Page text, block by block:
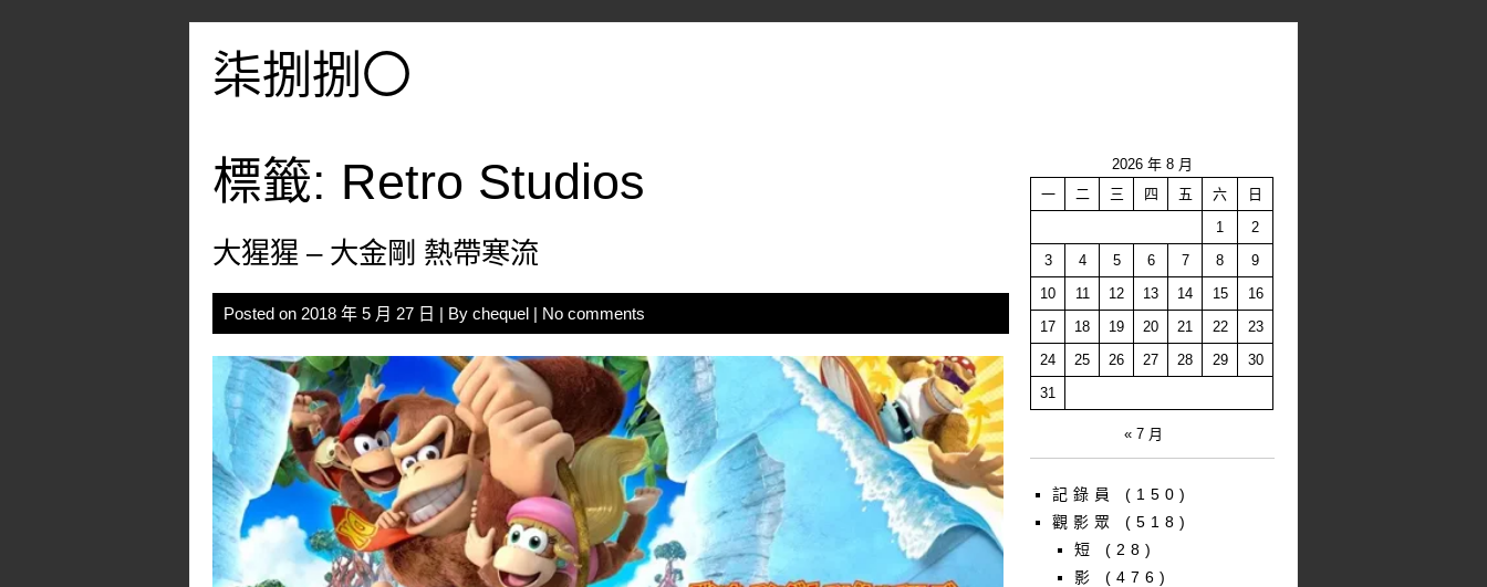
柒捌捌〇
標籤: Retro Studios
大猩猩 – 大金剛 熱帶寒流
Posted on 2018 年 5 月 27 日 | By chequel | No comments
2026 年 8 月
一
二 三 四 五 六
日
1
2
3
4 5 6 7 8
9
10
11 12 13 14 15
16
17
18 19 20 21 22
23
24
25 26 27 28 29
30
31
« 7 月
記錄員
(150)
觀影眾
(518)
短
(28)
影
(476)